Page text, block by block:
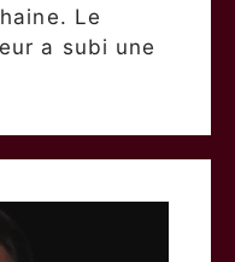
Le
a subi une